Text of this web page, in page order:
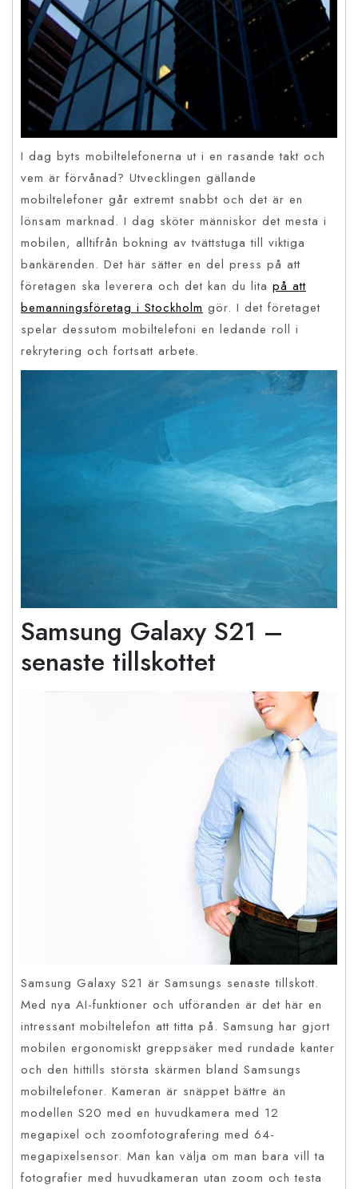
I dag byts mobiltelefonerna ut i en rasande takt och
vem är förvånad? Utvecklingen gällande
mobiltelefoner går extremt snabbt och det är en
lönsam marknad. I dag sköter människor det mesta i
mobilen, alltifrån bokning av tvättstuga till viktiga
bankärenden. Det här sätter en del press på att
företagen ska leverera och det kan du lita på att
bemanningsföretag i Stockholm gör. I det företaget
spelar dessutom mobiltelefoni en ledande roll i
rekrytering och fortsatt arbete.
Samsung Galaxy S21 –
senaste tillskottet
Samsung Galaxy S21 är Samsungs senaste tillskott.
Med nya AI-funktioner och utföranden är det här en
intressant mobiltelefon att titta på. Samsung har gjort
mobilen ergonomiskt greppsäker med rundade kanter
och den hittills största skärmen bland Samsungs
mobiltelefoner. Kameran är snäppet bättre än
modellen S20 med en huvudkamera med 12
megapixel och zoomfotografering med 64-
megapixelsensor. Man kan välja om man bara vill ta
fotografier med huvudkameran utan zoom och testa